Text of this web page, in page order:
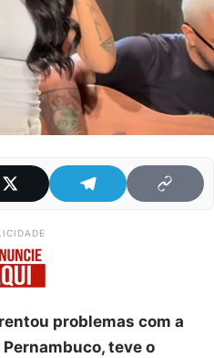
problemas com a
teve o